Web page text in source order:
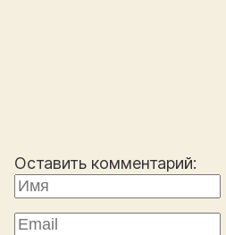
Оставить комментарий: